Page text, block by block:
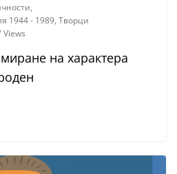
,
1944 - 1989, Творци
Views
на характера